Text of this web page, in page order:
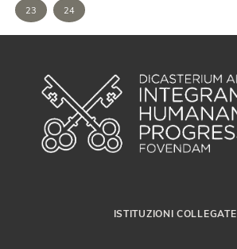
23 24
ISTITUZIONI COLLEGATE